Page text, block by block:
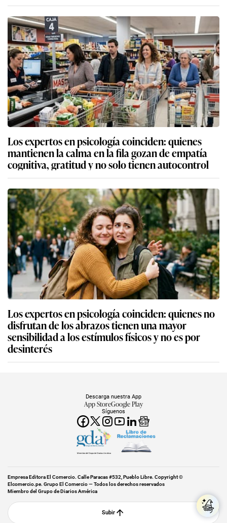
Los expertos en psicología coinciden: quienes
mantienen la calma en la fila gozan de empatía
cognitiva, gratitud y no solo tienen autocontrol
Los expertos en psicología coinciden: quienes no
disfrutan de los abrazos tienen una mayor
sensibilidad a los estímulos físicos y no es por
desinterés
Síguenos
Descarga nuestra App
App StoreGoogle Play
Miembro del Grupo de Diarios América
Empresa Editora El Comercio. Calle Paracas #532, Pueblo Libre. Copyright ©
Elcomercio.pe. Grupo El Comercio — Todos los derechos reservados
Miembro del Grupo de Diarios América
Subir